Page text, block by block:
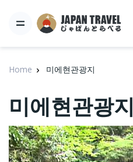
Home 미에현관광지
미에현관광지